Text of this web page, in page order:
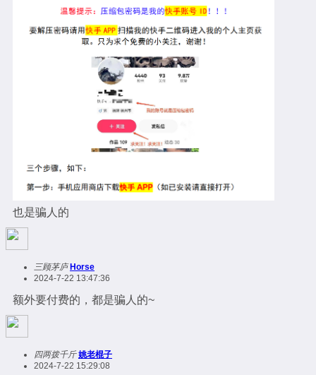
也是骗人的
三顾茅庐 Horse
2024-7-22 13:47:36
额外要付费的，都是骗人的~
四两拨千斤 姚老棍子
2024-7-22 15:29:08